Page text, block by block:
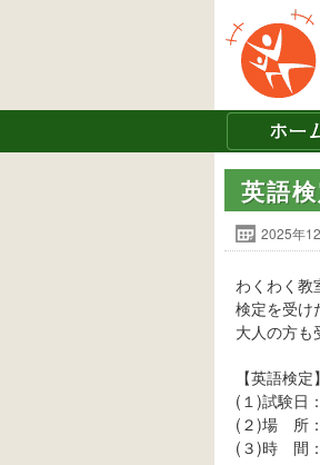
英語
2025年
わくわく教
検定を受け
大人の方も
【英語検定】
(１)試験日
(２)場 所
(３)時 間